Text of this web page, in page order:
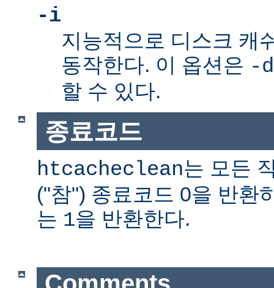
-i
지능적으로 디스크 캐
동작한다. 이 옵션은 -d
할 수 있다.
종료코드
htcacheclean는 모든
("참") 종료코드 0을 반환
는 1을 반환한다.